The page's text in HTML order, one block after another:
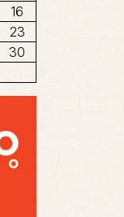
16
23
30